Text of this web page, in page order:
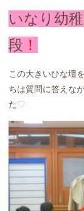
いなり幼
段 ！
この大きいひな壇
ちは質問に答えな
た♡